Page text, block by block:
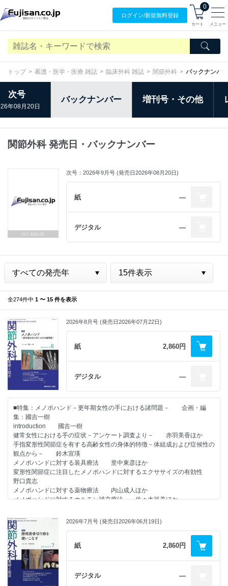
ログイン/新規無料登録
0
カート メニュー
トップ 看護・医学・医療 雑誌 臨床外科 雑誌 関節外科 バックナンバー
次号
年08月20日
バックナンバー 増刊号・その他
関節外科 発売日・バックナンバー
次号：2026年9月号 (発売日2026年08月20日)
紙 ―
デジタル ―
全274件中 1 〜 15 件を表示
2026年8月号 (発売日2026年07月22日)
紙 2,860円
デジタル ―
■特集：メノポハンド－更年期女性の手における諸問題－ 企画・編
集：國吉一樹
introduction 國吉一樹
健常女性における手の症状－アンケート調査より－ 赤羽美香ほか
手指変形性関節症を有する高齢女性の身体的特徴－体組成および症候性の
観点から－ 鈴木宣瑛
メノポハンドに対する装具療法 里中東彦ほか
変形性関節症に注目したメノポハンドに対するエクササイズの有効性
野口貴志
メノポハンドに対する薬物療法 内山成人ほか
メノポハンドに対するホルモン補充療法 佐々木裕美ほか
手指腱鞘炎に対するエクオールの可能性－全身性因子と局所力学に基づく
保存治療戦略－ 岡本道雄
手指変形性関節症に対するエクオールの疼痛緩和効果 清本憲太ほか
手指変形性関節症に対するAPS療法 河野正明ほか
手指変形性関節症に対する塞栓療法 奥野祐次ほか
手指変形性関節症と骨粗鬆症 花香 恵
●連載
2026年7月号 (発売日2026年06月19日)
紙 2,860円
デジタル ―